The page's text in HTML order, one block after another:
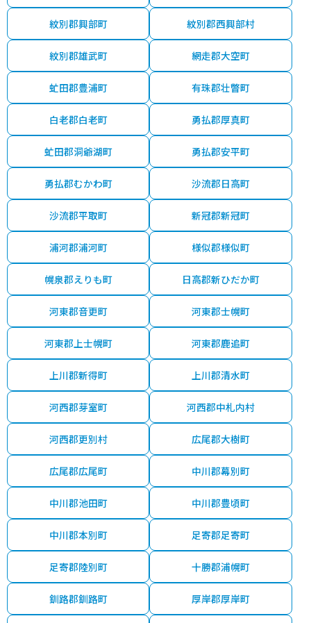
紋別郡興部町 紋別郡西興部村
紋別郡雄武町 網走郡大空町
虻田郡豊浦町 有珠郡壮瞥町
白老郡白老町 勇払郡厚真町
虻田郡洞爺湖町 勇払郡安平町
勇払郡むかわ町 沙流郡日高町
沙流郡平取町 新冠郡新冠町
浦河郡浦河町 様似郡様似町
幌泉郡えりも町 日高郡新ひだか町
河東郡音更町 河東郡士幌町
河東郡上士幌町 河東郡鹿追町
上川郡新得町 上川郡清水町
河西郡芽室町 河西郡中札内村
河西郡更別村 広尾郡大樹町
広尾郡広尾町 中川郡幕別町
中川郡池田町 中川郡豊頃町
中川郡本別町 足寄郡足寄町
足寄郡陸別町 十勝郡浦幌町
釧路郡釧路町 厚岸郡厚岸町